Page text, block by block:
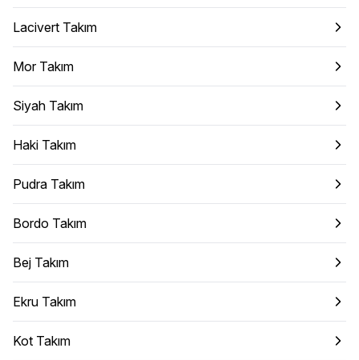
Lacivert Takım
Mor Takım
Siyah Takım
Haki Takım
Pudra Takım
Bordo Takım
Bej Takım
Ekru Takım
Kot Takım